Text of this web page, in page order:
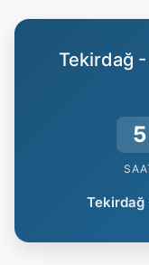
Tekirdağ -
5
Tekirdağ